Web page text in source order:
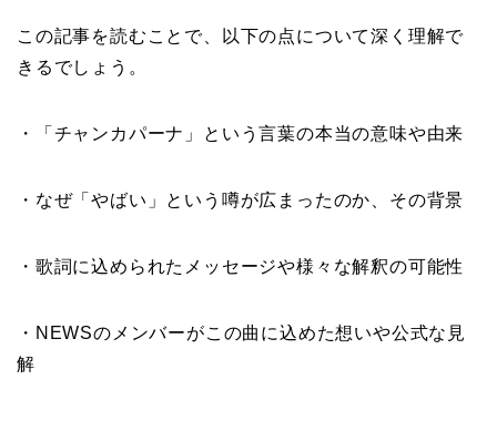
この記事を読むことで、以下の点について深く理解で
きるでしょう。
・「チャンカパーナ」という言葉の本当の意味や由来
・なぜ「やばい」という噂が広まったのか、その背景
・歌詞に込められたメッセージや様々な解釈の可能性
・NEWSのメンバーがこの曲に込めた想いや公式な見
解